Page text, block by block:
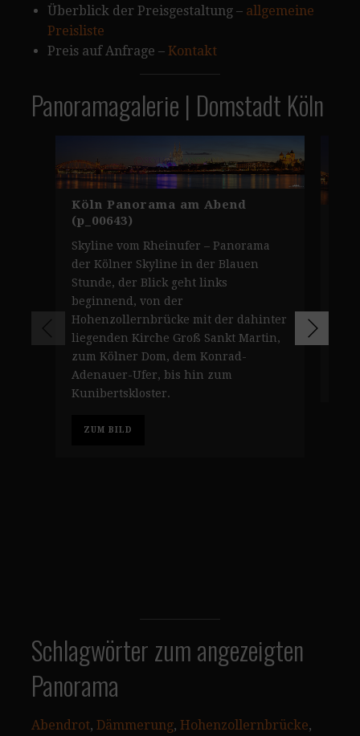
Überblick der Preisgestaltung – allgemeine
Preisliste
Preis auf Anfrage – Kontakt
Panoramagalerie | Domstadt Köln
Köln Panorama am Abend
(p_00643)
Skyline vom Rheinufer – Panorama
der Kölner Skyline in der Blauen
Stunde, der Blick geht links
beginnend, von der
Hohenzollernbrücke mit der dahinter
liegenden Kirche Groß Sankt Martin,
zum Kölner Dom, dem Konrad-
Adenauer-Ufer, bis hin zum
Kunibertskloster.
ZUM BILD
Schlagwörter zum angezeigten
Panorama
Abendrot, Dämmerung, Hohenzollernbrücke